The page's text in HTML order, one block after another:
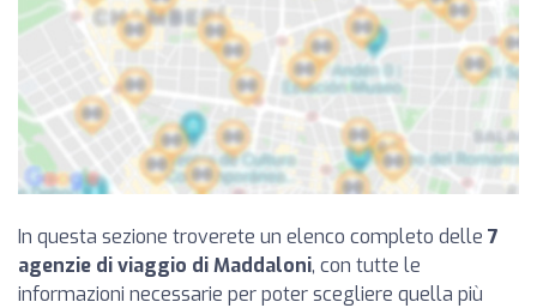
In questa sezione troverete un elenco completo delle 7
agenzie di viaggio di Maddaloni, con tutte le
informazioni necessarie per poter scegliere quella più